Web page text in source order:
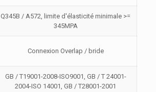
Q345B / A572, limite d'élasticité minimale >=
345MPA
Connexion Overlap / bride
GB / T19001-2008-ISO9001, GB / T 24001-
2004-ISO 14001, GB / T28001-2001